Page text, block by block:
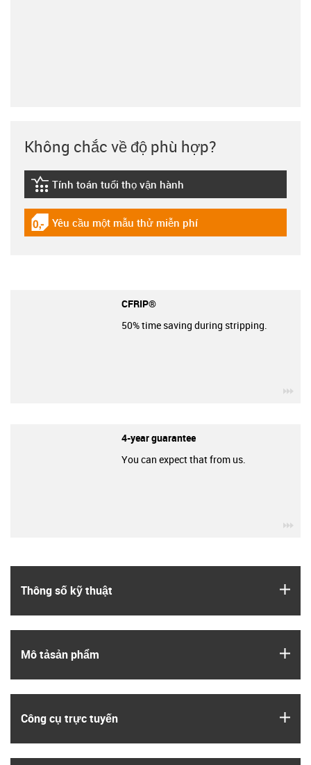
Thông số kỹ thuật
Mô tả­sản phẩm
Công cụ trực tuyến
Không chắc về độ phù hợp?
igus-icon-lebensdauerrechner
Tính toán tuổi thọ vận hành
igus-icon-gratismuster
Yêu cầu một mẫu thử miễn phí
CFRIP®
50% time saving during stripping.
4-year guarantee
You can expect that from us.